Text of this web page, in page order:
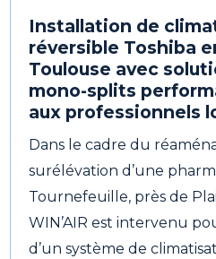
Installation de
réversible Toshiba
Toulouse avec
mono-splits
aux professionnels
Dans le cadre du
surélévation d’une
Tournefeuille, près de
WIN’AIR est intervenu
d’un système de